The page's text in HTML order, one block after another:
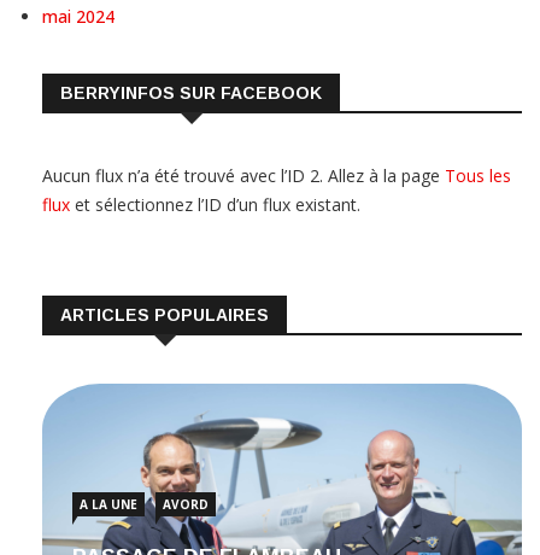
mai 2024
BERRYINFOS SUR FACEBOOK
Aucun flux n’a été trouvé avec l’ID 2. Allez à la page Tous les
flux et sélectionnez l’ID d’un flux existant.
ARTICLES POPULAIRES
A LA UNE AVORD